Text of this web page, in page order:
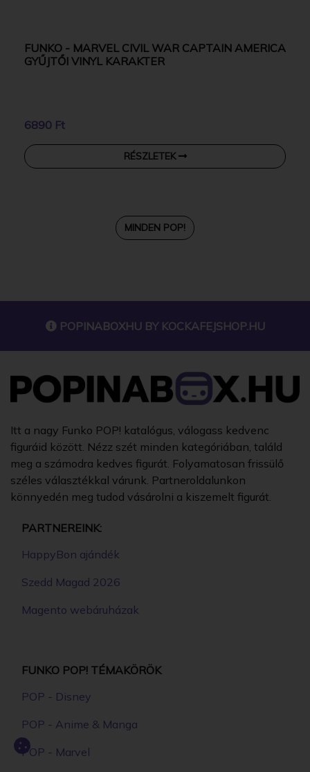
FUNKO - MARVEL CIVIL WAR CAPTAIN AMERICA
GYŰJTŐI VINYL KARAKTER
6890 Ft
RÉSZLETEK
MINDEN POP!
POPINABOXHU BY KOCKAFEJSHOP.HU
Itt a nagy Funko POP! katalógus, válogass kedvenc
figuráid között. Nézz szét minden kategóriában, találd
meg a számodra kedves figurát. Folyamatosan frissülő
széles választékkal várunk. Partneroldalunkon
könnyedén meg tudod vásárolni a kiszemelt figurát.
PARTNEREINK:
HappyBon ajándék
Szedd Magad 2026
Magento webáruházak
FUNKO POP! TÉMAKÖRÖK
POP - Disney
POP - Anime & Manga
POP - Marvel